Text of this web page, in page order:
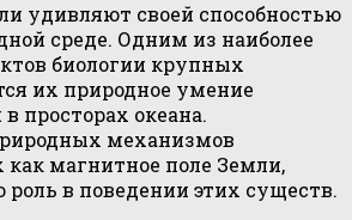
удивляют своей способностью
среде. Одним из наиболее
биологии крупных
их природное умение
просторах океана.
механизмов
как магнитное поле Земли,
в поведении этих существ.